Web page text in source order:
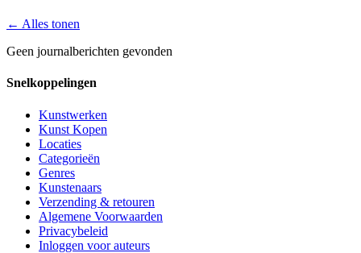
← Alles tonen
Geen journalberichten gevonden
Snelkoppelingen
Kunstwerken
Kunst Kopen
Locaties
Categorieën
Genres
Kunstenaars
Verzending & retouren
Algemene Voorwaarden
Privacybeleid
Inloggen voor auteurs